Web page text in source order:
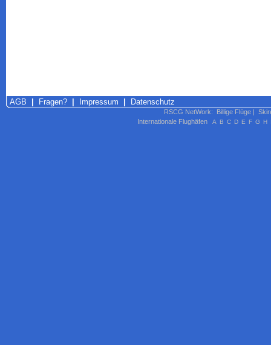
AGB Fragen? Impressum Datenschutz
RSCG NetWork: Billige Flüge |
Internationale Flughäfen
A B C D E F G H